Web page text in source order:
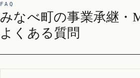
FAQ
みなべ町の事業承継・
よくある質問